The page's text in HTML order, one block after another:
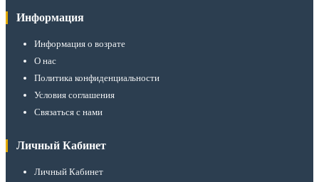
Информация
Информация о возрате
О нас
Политика конфиденциальности
Условия соглашения
Связаться с нами
Личный Кабинет
Личный Кабинет